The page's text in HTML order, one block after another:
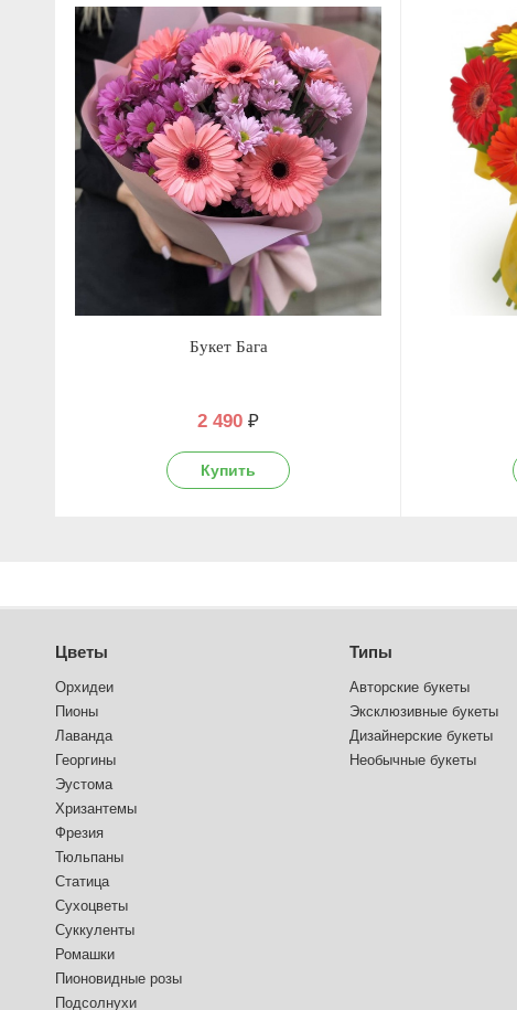
Букет Бага
2 490 ₽
Цветы
Орхидеи
Пионы
Лаванда
Георгины
Эустома
Хризантемы
Фрезия
Тюльпаны
Статица
Сухоцветы
Суккуленты
Ромашки
Пионовидные розы
Подсолнухи
Типы
Авторские букеты
Эксклюзивные букеты
Дизайнерские букеты
Необычные букеты